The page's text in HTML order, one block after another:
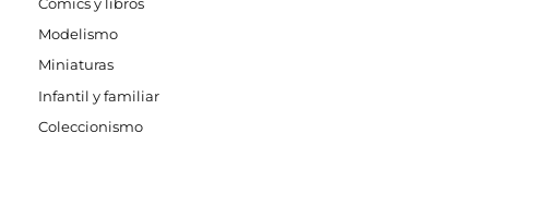
Modelismo
Miniaturas
Infantil y familiar
Coleccionismo